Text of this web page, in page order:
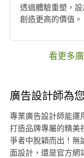
透過體驗重塑，
創造更高的價值。
看更多
廣告設計師為
專業廣告設計師能運
打造品牌專屬的精美
爭者中脫穎而出！無
面設計，還是官方網